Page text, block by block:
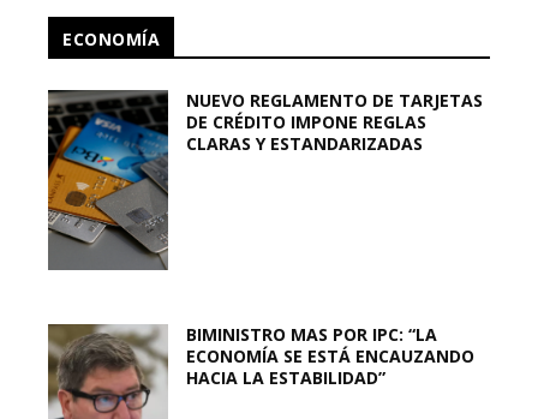
ECONOMÍA
NUEVO REGLAMENTO DE TARJETAS
DE CRÉDITO IMPONE REGLAS
CLARAS Y ESTANDARIZADAS
BIMINISTRO MAS POR IPC: “LA
ECONOMÍA SE ESTÁ ENCAUZANDO
HACIA LA ESTABILIDAD”